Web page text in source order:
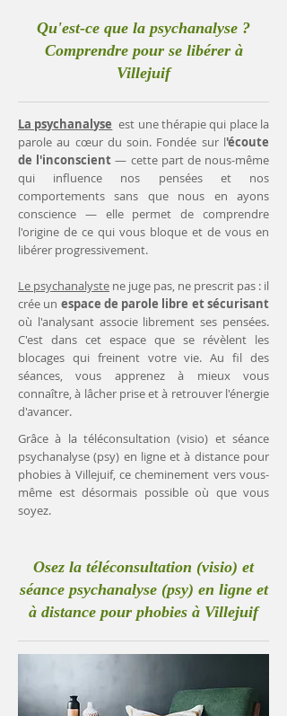
Qu'est-ce que la psychanalyse ?
Comprendre pour se libérer à
Villejuif
La psychanalyse est une thérapie qui place la
parole au cœur du soin. Fondée sur l'écoute
de l'inconscient— cette part de nous-même
qui influence nos pensées et nos
comportements sans que nous en ayons
conscience — elle permet de comprendre
l'origine de ce qui vous bloque et de vous en
libérer progressivement.
Le psychanalyste ne juge pas, ne prescrit pas : il
crée un espace de parole libre et sécurisant
où l'analysant associe librement ses pensées.
C'est dans cet espace que se révèlent les
blocages qui freinent votre vie. Au fil des
séances, vous apprenez à mieux vous
connaître, à lâcher prise et à retrouver l'énergie
d'avancer.
Grâce à la téléconsultation (visio) et séance
psychanalyse (psy) en ligne et à distance pour
phobies à Villejuif, ce cheminement vers vous-
même est désormais possible où que vous
soyez.
Osez la téléconsultation (visio) et
séance psychanalyse (psy) en ligne et
à distance pour phobies à Villejuif